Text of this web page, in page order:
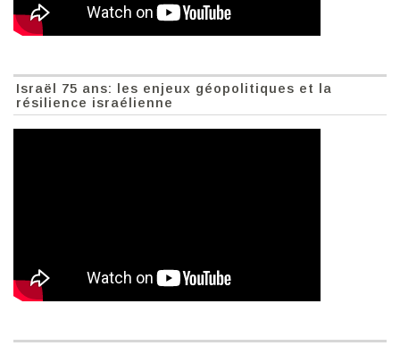
Israël 75 ans: les enjeux géopolitiques et la
résilience israélienne